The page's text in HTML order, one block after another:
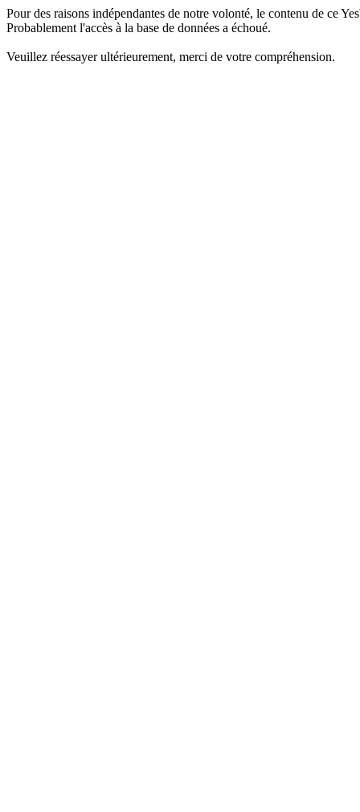
Pour des raisons indépendantes de notre volonté, le contenu de ce
Probablement l'accès à la base de données a échoué.
Veuillez réessayer ultérieurement, merci de votre compréhension.